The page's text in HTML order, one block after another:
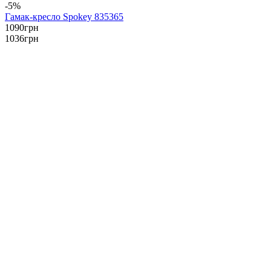
-5%
Гамак-кресло Spokey 835365
1090грн
1036грн